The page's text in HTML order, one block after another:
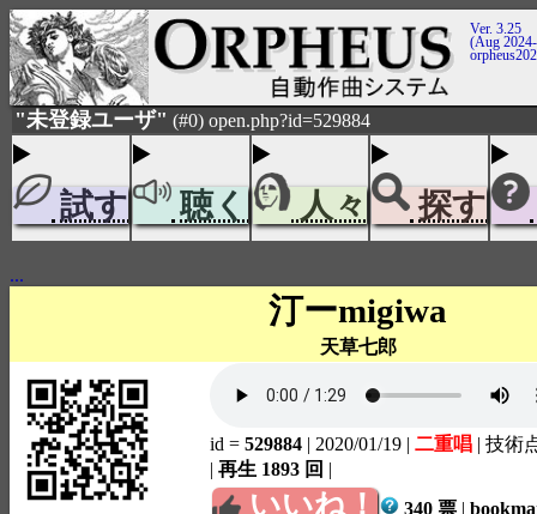
Ver. 3.25
(Aug
"未登録ユーザ" (#0) open.php?id=529884
試す 聴く 人々 探す
...
汀ーmigiwa
天草七郎
id = 529884 | 2020/01/19 | 二重唱 | 技術
| 再生 1893 回 |
いいね！ 340 票 |